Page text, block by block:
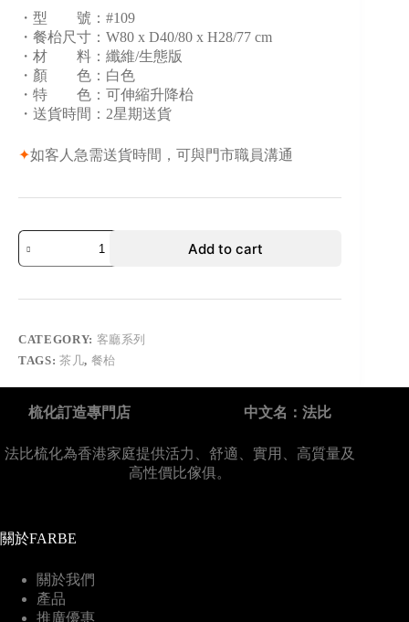
・型 號：#109
・餐枱尺寸：W80 x D40/80 x H28/77 cm
・材 料：纖維/生態版
・顏 色：白色
・特 色：可伸縮升降枱
・送貨時間：2星期送貨
✦如客人急需送貨時間，可與門市職員溝通
Add to cart
CATEGORY: 客廳系列
TAGS: 茶几, 餐枱
梳化訂造專門店 中文名：法比
法比梳化為香港家庭提供活力、舒適、實用、高質量及
高性價比傢俱。
關於FARBE
關於我們
產品
推廣優惠